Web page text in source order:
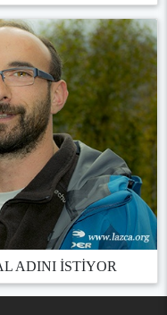
ADINI İSTİYOR